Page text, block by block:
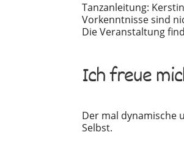
Tanzanleitung: Kerstin
Vorkenntnisse sind
Die Veranstaltung
Ich freue
Der mal dynamische
Selbst.